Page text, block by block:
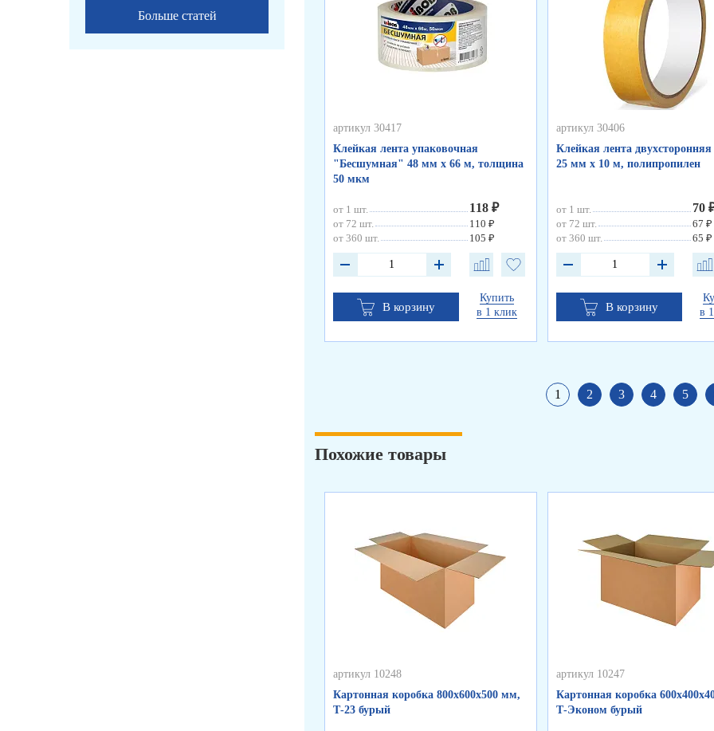
Больше статей
артикул 30417
Клейкая лента упаковочная
"Бесшумная" 48 мм х 66 м, толщина
50 мкм
от 1 шт. 118 ₽
от 72 шт.
110 ₽
от 360 шт.
105 ₽
В корзину
Купить
в 1 клик
артикул 30406
Клейкая лента
25 мм х 10 м, полипропилен
от 1 шт. 70
от 72 шт.
67 ₽
от 360 шт.
65 ₽
В корзину
в
1 2 3 4 5
Похожие товары
артикул 10248
Картонная коробка 800х600х500 мм,
Т-23 бурый
артикул 10247
Картонная коробка
Т-Эконом бурый